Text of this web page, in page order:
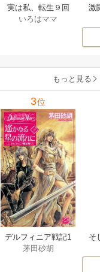
実は私、転生９回
生です マンガ
いろはママ
激
もっと見る
3位
デルフィニア戦記1
茅田砂胡
そ